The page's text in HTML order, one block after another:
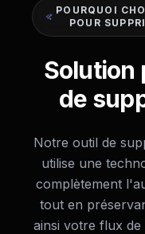
POURQUOI
POUR
Solution
de
Notre outil de
utilise une
complètement
tout en
ainsi votre flux de